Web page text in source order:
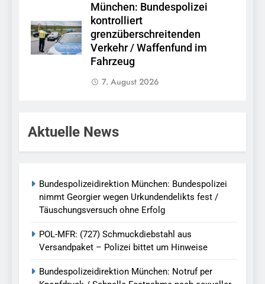
München: Bundespolizei
kontrolliert
grenzüberschreitenden
Verkehr / Waffenfund im
Fahrzeug
7. August 2026
Aktuelle News
Bundespolizeidirektion München: Bundespolizei
nimmt Georgier wegen Urkundendelikts fest /
Täuschungsversuch ohne Erfolg
POL-MFR: (727) Schmuckdiebstahl aus
Versandpaket – Polizei bittet um Hinweise
Bundespolizeidirektion München: Notruf per